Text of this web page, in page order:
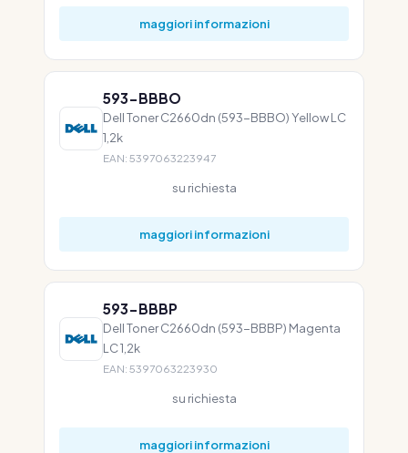
maggiori informazioni
593-BBBO
Dell Toner C2660dn (593-BBBO) Yellow LC
1,2k
EAN: 5397063223947
su richiesta
maggiori informazioni
593-BBBP
Dell Toner C2660dn (593-BBBP) Magenta
LC 1,2k
EAN: 5397063223930
su richiesta
maggiori informazioni